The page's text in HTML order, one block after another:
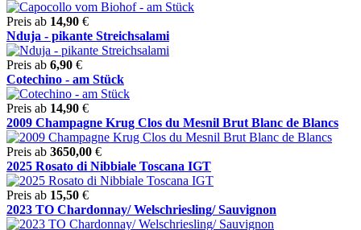
Preis ab 14,90 €
Nduja - pikante Streichsalami
Preis ab 6,90 €
Cotechino - am Stück
Preis ab 14,90 €
2009 Champagne Krug Clos du Mesnil Brut Blanc de Blancs
Preis ab 3650,00 €
2025 Rosato di Nibbiale Toscana IGT
Preis ab 15,50 €
2023 TO Chardonnay/ Welschriesling/ Sauvignon